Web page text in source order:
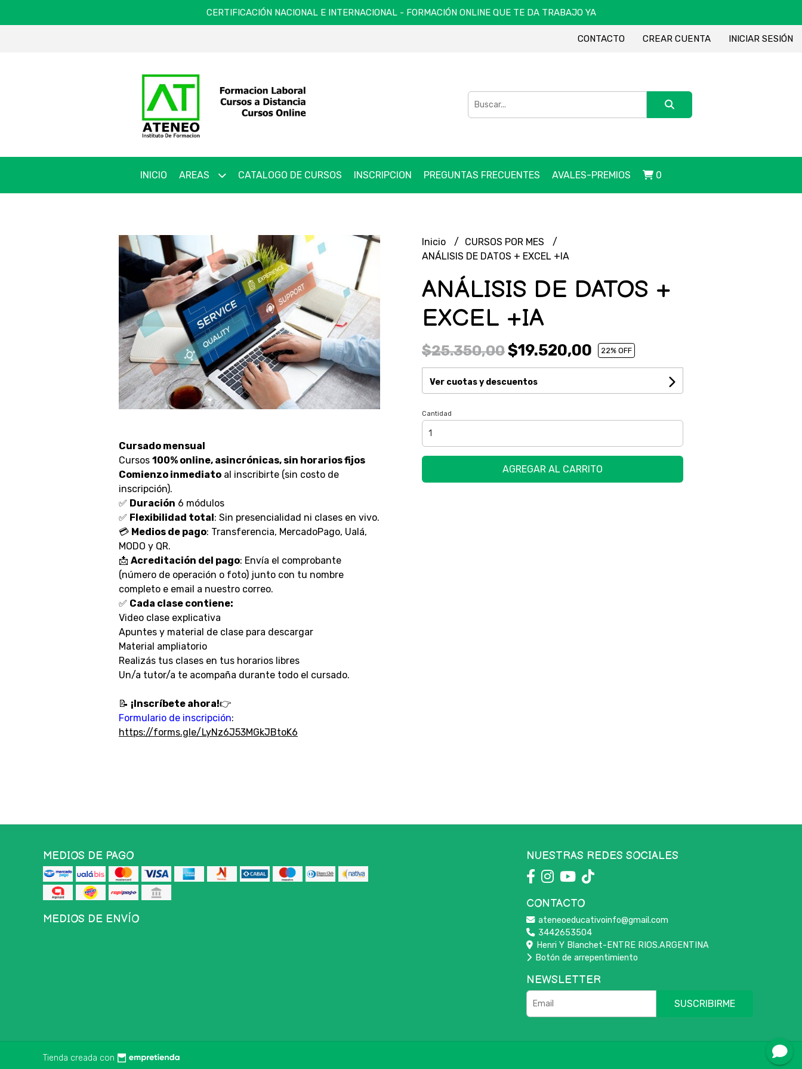
CERTIFICACIÓN NACIONAL E INTERNACIONAL - FORMACIÓN ONLINE QUE TE DA TRABAJO YA
CONTACTO CREAR CUENTA INICIAR SESIÓN
INICIO AREAS CATALOGO DE CURSOS INSCRIPCION PREGUNTAS FRECUENTES AVALES-PREMIOS 0
Cursado mensual
Cursos 100% online, asincrónicas, sin horarios fijos
Comienzo inmediato al inscribirte (sin costo de
inscripción).
✅ Duración 6 módulos
✅ Flexibilidad total: Sin presencialidad ni clases en vivo.
💳 Medios de pago: Transferencia, MercadoPago, Ualá,
MODO y QR.
📩 Acreditación del pago: Envía el comprobante
(número de operación o foto) junto con tu nombre
completo e email a nuestro correo.
✅ Cada clase contiene:
Video clase explicativa
Apuntes y material de clase para descargar
Material ampliatorio
Realizás tus clases en tus horarios libres
Un/a tutor/a te acompaña durante todo el cursado.
📝 ¡Inscríbete ahora!👉
Formulario de inscripción:
https://forms.gle/LyNz6J53MGkJBtoK6
Inicio
CURSOS POR MES
ANÁLISIS DE DATOS + EXCEL +IA
ANÁLISIS DE DATOS +
EXCEL +IA
$25.350,00$19.520,00 22% OFF
Ver cuotas y descuentos
Cantidad
AGREGAR AL CARRITO
MEDIOS DE PAGO
MEDIOS DE ENVÍO
NUESTRAS REDES SOCIALES
CONTACTO
ateneoeducativoinfo@gmail.com
3442653504
Henri Y Blanchet-ENTRE RIOS.ARGENTINA
Botón de arrepentimiento
NEWSLETTER
SUSCRIBIRME
Tienda creada con